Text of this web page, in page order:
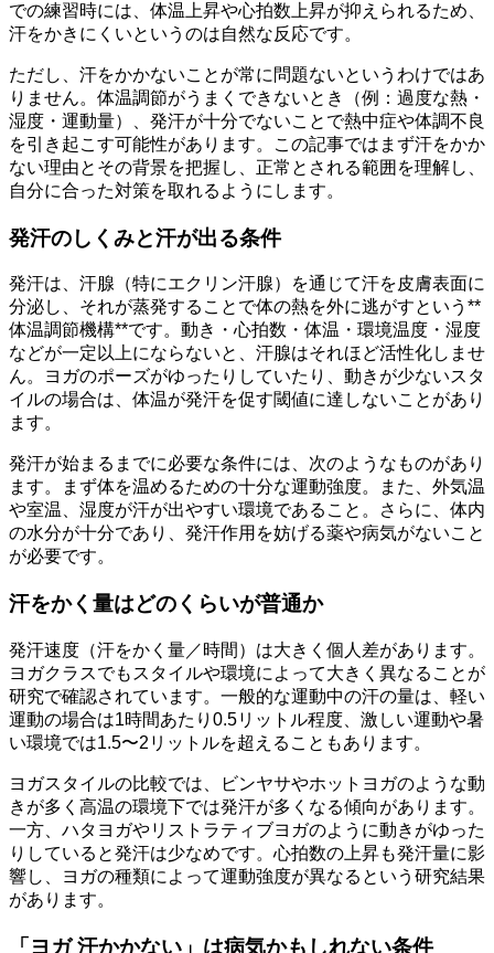
での練習時には、体温上昇や心拍数上昇が抑えられるため、
汗をかきにくいというのは自然な反応です。
ただし、汗をかかないことが常に問題ないというわけではあ
りません。体温調節がうまくできないとき（例：過度な熱・
湿度・運動量）、発汗が十分でないことで熱中症や体調不良
を引き起こす可能性があります。この記事ではまず汗をかか
ない理由とその背景を把握し、正常とされる範囲を理解し、
自分に合った対策を取れるようにします。
発汗のしくみと汗が出る条件
発汗は、汗腺（特にエクリン汗腺）を通じて汗を皮膚表面に
分泌し、それが蒸発することで体の熱を外に逃がすという**
体温調節機構**です。動き・心拍数・体温・環境温度・湿度
などが一定以上にならないと、汗腺はそれほど活性化しませ
ん。ヨガのポーズがゆったりしていたり、動きが少ないスタ
イルの場合は、体温が発汗を促す閾値に達しないことがあり
ます。
発汗が始まるまでに必要な条件には、次のようなものがあり
ます。まず体を温めるための十分な運動強度。また、外気温
や室温、湿度が汗が出やすい環境であること。さらに、体内
の水分が十分であり、発汗作用を妨げる薬や病気がないこと
が必要です。
汗をかく量はどのくらいが普通か
発汗速度（汗をかく量／時間）は大きく個人差があります。
ヨガクラスでもスタイルや環境によって大きく異なることが
研究で確認されています。一般的な運動中の汗の量は、軽い
運動の場合は1時間あたり0.5リットル程度、激しい運動や暑
い環境では1.5〜2リットルを超えることもあります。
ヨガスタイルの比較では、ビンヤサやホットヨガのような動
きが多く高温の環境下では発汗が多くなる傾向があります。
一方、ハタヨガやリストラティブヨガのように動きがゆった
りしていると発汗は少なめです。心拍数の上昇も発汗量に影
響し、ヨガの種類によって運動強度が異なるという研究結果
があります。
「ヨガ 汗かかない」は病気かもしれない条件